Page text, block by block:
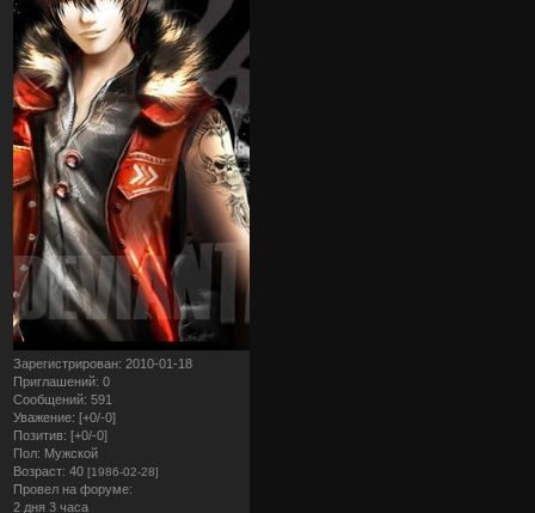
Зарегистрирован: 2010-01-18
Приглашений: 0
Сообщений: 591
Уважение: [+0/-0]
Позитив: [+0/-0]
Пол: Мужской
Возраст: 40 [1986-02-28]
Провел на форуме:
2 дня 3 часа